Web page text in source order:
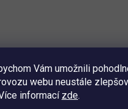
Vám umožnili
webu neustále
informací zde.